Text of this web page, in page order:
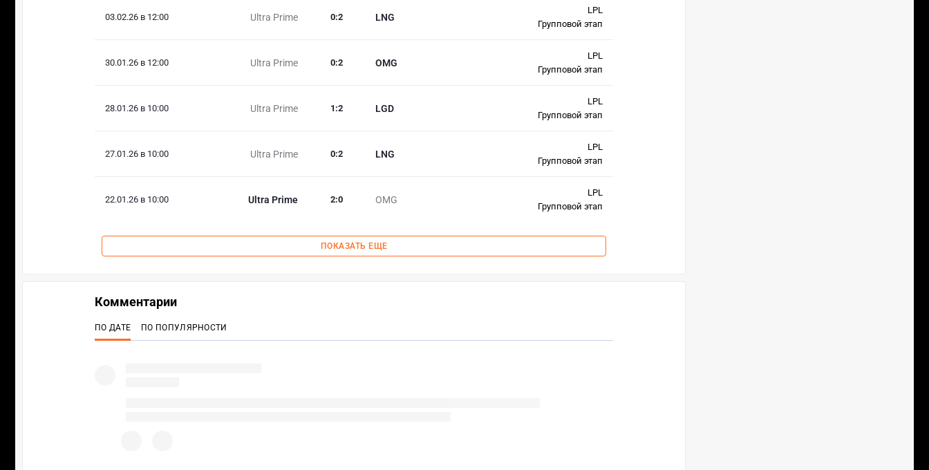
03.02.26 в 12:00 Ultra Prime LNG
0:2
LPL
Групповой этап
30.01.26 в 12:00 Ultra Prime OMG
0:2
LPL
Групповой этап
28.01.26 в 10:00 Ultra Prime LGD
1 :2
LPL
Групповой этап
27.01.26 в 10:00 Ultra Prime LNG
0:2
LPL
Групповой этап
22.01.26 в 10:00 Ultra Prime OMG
2:0
LPL
Групповой этап
ПОКАЗАТЬ ЕЩЕ
Комментарии
ПО ДАТЕ ПО ПОПУЛЯРНОСТИ